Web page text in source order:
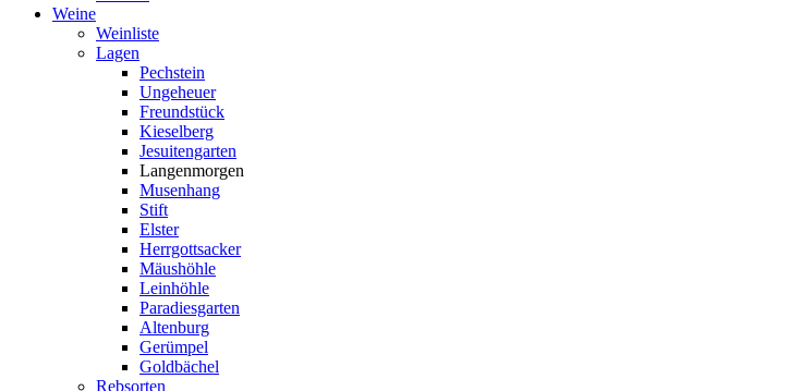
Weine
Weinliste
Lagen
Pechstein
Ungeheuer
Freundstück
Kieselberg
Jesuitengarten
Langenmorgen
Musenhang
Stift
Elster
Herrgottsacker
Mäushöhle
Leinhöhle
Paradiesgarten
Altenburg
Gerümpel
Goldbächel
Rebsorten